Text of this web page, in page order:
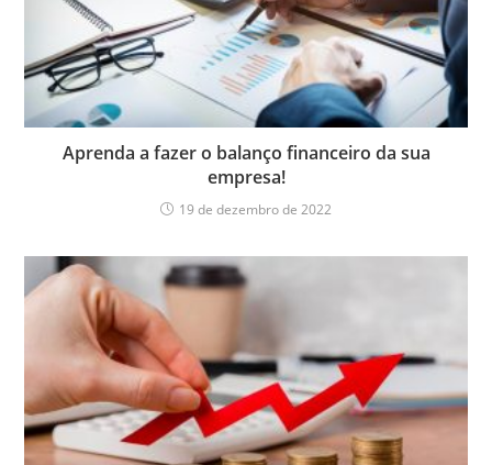
Aprenda a fazer o balanço financeiro da sua
empresa!
19 de dezembro de 2022